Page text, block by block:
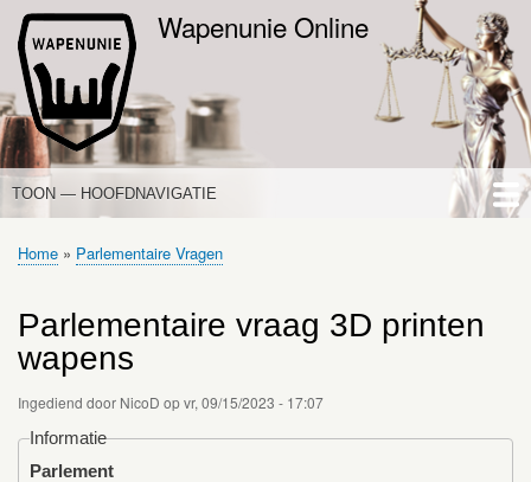
Overslaan
en
Wapenunie Online
HOOFDNAVIGATIE
TOON — HOOFDNAVIGATIE
HOME
NIEUWS
DE WAPENWET
STANDPUNTEN
PORTALEN
OVER WAPENUNIE
Kruimelpad
Home Parlementaire Vragen
Parlementaire vraag 3D printen
wapens
Ingediend door NicoD opvr, 09/15/2023 - 17:07
Informatie
Parlement